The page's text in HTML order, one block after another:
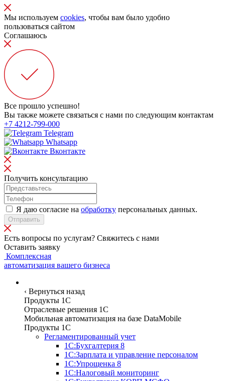
Мы используем cookies, чтобы вам было удобно
пользоваться сайтом
Соглашаюсь
Все прошло успешно!
Вы также можете связаться с нами по следующим контактам
+7 4212-799-000
Telegram
Whatsapp
Вконтакте
Получить консультацию
Я даю согласие на обработку персональных данных.
Отправить
Есть вопросы по услугам? Свяжитесь с нами
Оставить заявку
Комплексная
автоматизация вашего бизнеса
‹ Вернуться назад
Продукты 1С
Отраслевые решения 1C
Мобильная автоматизация на базе DataMobile
Продукты 1С
Регламентированный учет
1С:Бухгалтерия 8
1С:Зарплата и управление персоналом
1С:Упрощенка 8
1С:Налоговый мониторинг